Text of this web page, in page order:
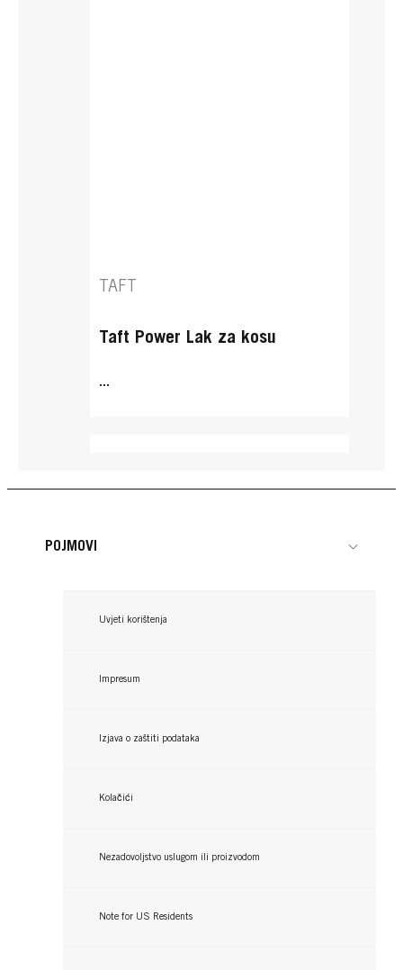
TAFT
Taft Power Lak za kosu
...
TAFT
Gel za kosu
...
POJMOVI
Uvjeti korištenja
Impresum
Izjava o zaštiti podataka
Kolačići
Nezadovoljstvo uslugom ili proizvodom
Note for US Residents